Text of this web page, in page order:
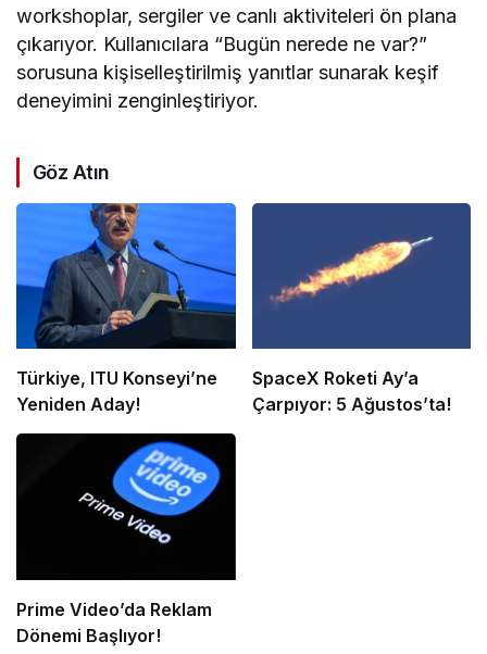
workshoplar, sergiler ve canlı aktiviteleri ön plana
çıkarıyor. Kullanıcılara “Bugün nerede ne var?”
sorusuna kişiselleştirilmiş yanıtlar sunarak keşif
deneyimini zenginleştiriyor.
Göz Atın
Türkiye, ITU Konseyi’ne
Yeniden Aday!
SpaceX Roketi Ay’a
Çarpıyor: 5 Ağustos’ta!
Prime Video’da Reklam
Dönemi Başlıyor!